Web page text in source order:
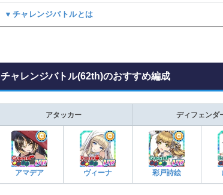
▼チャレンジバトルとは
チャレンジバトル(62th)のおすすめ編成
アタッカー ディフェンダ
アマデア ヴィーナ 彩戸詩絵